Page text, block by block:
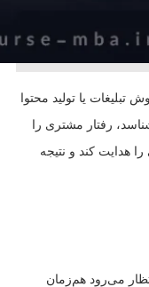
تبلیغات یا تولید محتوا
رفتار مشتری را
را هدایت کند و نتیجه
می‌رود هم‌زمان